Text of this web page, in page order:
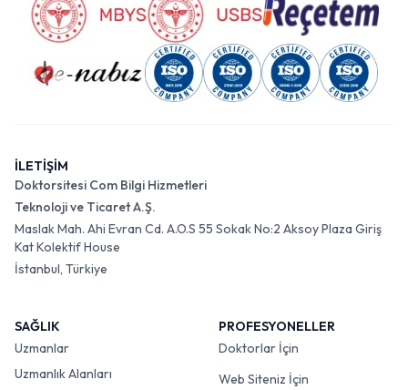
İLETİŞİM
Doktorsitesi Com Bilgi Hizmetleri
Teknoloji ve Ticaret A.Ş.
Maslak Mah. Ahi Evran Cd. A.O.S 55 Sokak No:2 Aksoy Plaza Giriş
Kat Kolektif House
İstanbul, Türkiye
SAĞLIK
Uzmanlar
Uzmanlık Alanları
PROFESYONELLER
Doktorlar İçin
Web Siteniz İçin